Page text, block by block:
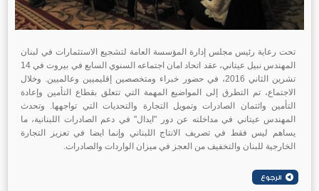
تحت رعاية رئيس مجلس إدارة المؤسسة العامة لتشجيع الاستثمارات في لبنان
المهندس نبيل عيتاني، عقد اتحاد امان اجتماعه السنوي السابع في بيروت في 14
تشرين الثاني 2016، في حضور خبراء ومتخصصين إقليميين وعالميين. وخلال
الاجتماع، تم التطرق إلى المواضيع المهمة التي تتعلق بقطاع التأمين وإعادة
التأمين وائتمان الصادرات وتمويل التجارة والتحديات التي تواجهها. وتحدث
المهندس عيتاني في مداخلته عن دور "ايدال" في دعم الصادرات اللبنانية، ما
يساهم ليس فقط في تصريف الانتاج اللبناني وإنما ايضا في تعزيز التجارة
الخارجية للبنان والتخفيف من العجز في ميزان الواردات والصادرات.